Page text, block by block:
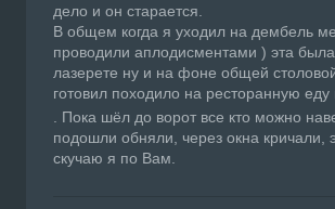
дело и он старается.
В общем когда я уходил на дембель
проводили аплодисментами ) эта была
лазерете ну и на фоне общей
готовил походило на ресторанную еду
. Пока шёл до ворот все кто можно
подошли обняли, через окна кричали,
скучаю я по Вам.